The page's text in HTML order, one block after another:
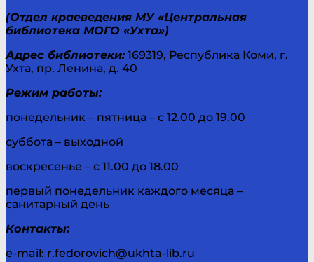
(Отдел краеведения МУ «Центральная
библиотека МОГО «Ухта»)
Адрес библиотеки:169319, Республика Коми, г.
Ухта, пр. Ленина, д. 40
Режим работы:
понедельник – пятница – с 12.00 до 19.00
суббота – выходной
воскресенье – с 11.00 до 18.00
первый понедельник каждого месяца –
санитарный день
Контакты:
e-mail: r.fedorovich@ukhta-lib.ru